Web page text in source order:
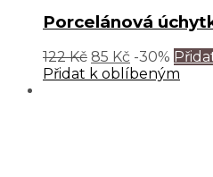
Porcelánová
122Kč 85 Kč -30%
Přidat k oblíbeným